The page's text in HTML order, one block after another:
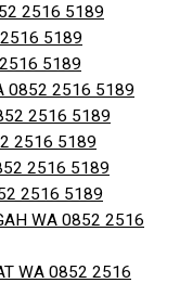
2516 5189
2516 5189
2516 5189
0852 2516 5189
2516 5189
2516 5189
2516 5189
2516 5189
WA 0852 2516
WA 0852 2516